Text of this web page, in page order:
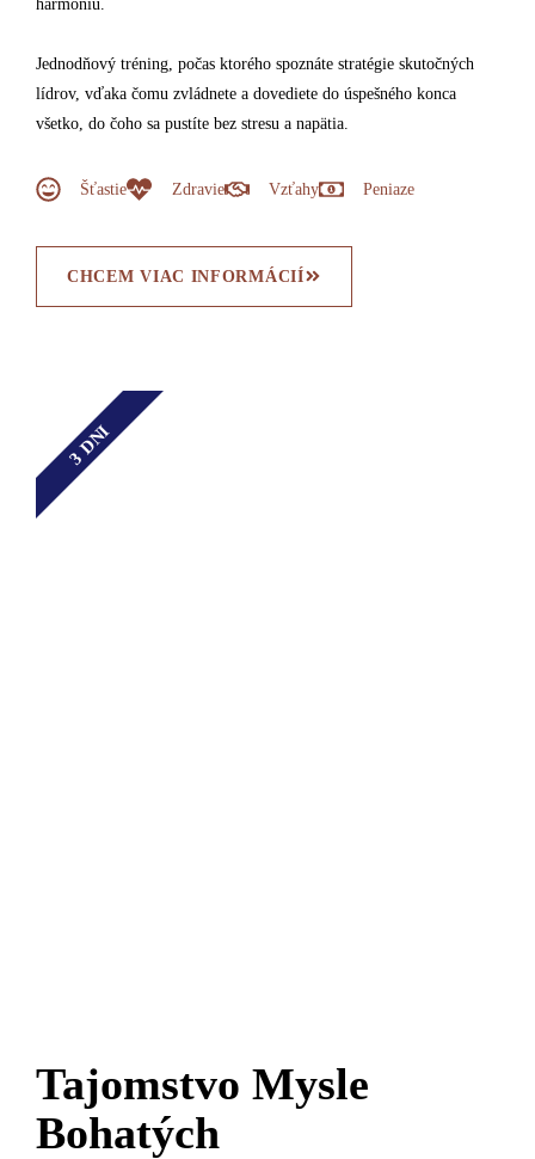
harmóniu.
Jednodňový tréning, počas ktorého spoznáte stratégie skutočných
lídrov, vďaka čomu zvládnete a dovediete do úspešného konca
všetko, do čoho sa pustíte bez stresu a napätia.
Šťastie Zdravie Vzťahy Peniaze
CHCEM VIAC INFORMÁCIÍ
3 DNI
Tajomstvo Mysle
Bohatých